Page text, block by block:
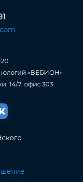
«ВЕБИОН»
14/7, офис 303